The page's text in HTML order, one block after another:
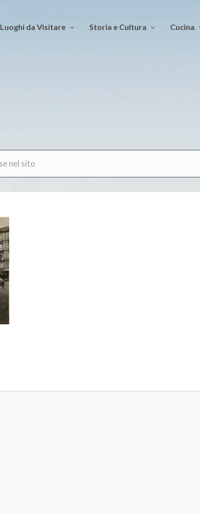
Luoghi da Visitare Storia e Cultura Cucina